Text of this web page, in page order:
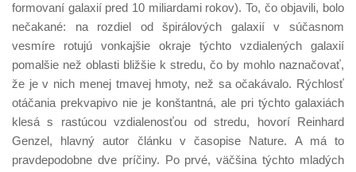
formovaní galaxií pred 10 miliardami rokov). To, čo objavili, bolo
nečakané: na rozdiel od špirálových galaxií v súčasnom
vesmíre rotujú vonkajšie okraje týchto vzdialených galaxií
pomalšie než oblasti bližšie k stredu, čo by mohlo naznačovať,
že je v nich menej tmavej hmoty, než sa očakávalo. Rýchlosť
otáčania prekvapivo nie je konštantná, ale pri týchto galaxiách
klesá s rastúcou vzdialenosťou od stredu, hovorí Reinhard
Genzel, hlavný autor článku v časopise Nature. A má to
pravdepodobne dve príčiny. Po prvé, väčšina týchto mladých